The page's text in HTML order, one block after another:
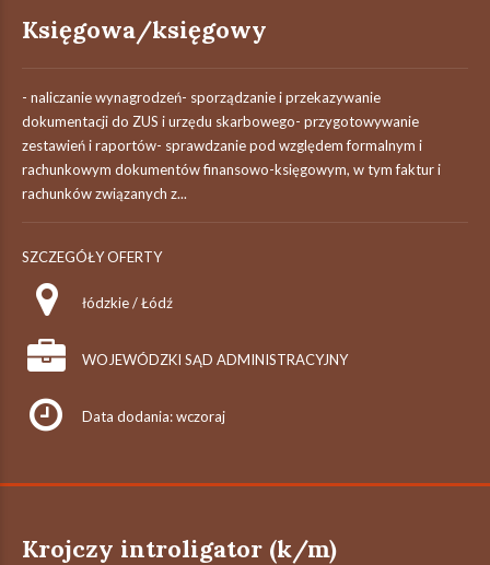
Księgowa/księgowy
- naliczanie wynagrodzeń- sporządzanie i przekazywanie
dokumentacji do ZUS i urzędu skarbowego- przygotowywanie
zestawień i raportów- sprawdzanie pod względem formalnym i
rachunkowym dokumentów finansowo-księgowym, w tym faktur i
rachunków związanych z...
SZCZEGÓŁY OFERTY
łódzkie / Łódź
WOJEWÓDZKI SĄD ADMINISTRACYJNY
Data dodania: wczoraj
Krojczy introligator (k/m)